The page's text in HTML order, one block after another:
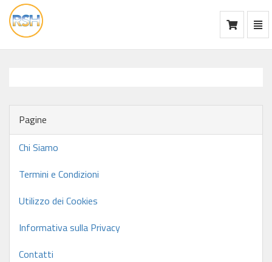
vai
alla
Pagine
Chi Siamo
Termini e Condizioni
Utilizzo dei Cookies
Informativa sulla Privacy
Contatti